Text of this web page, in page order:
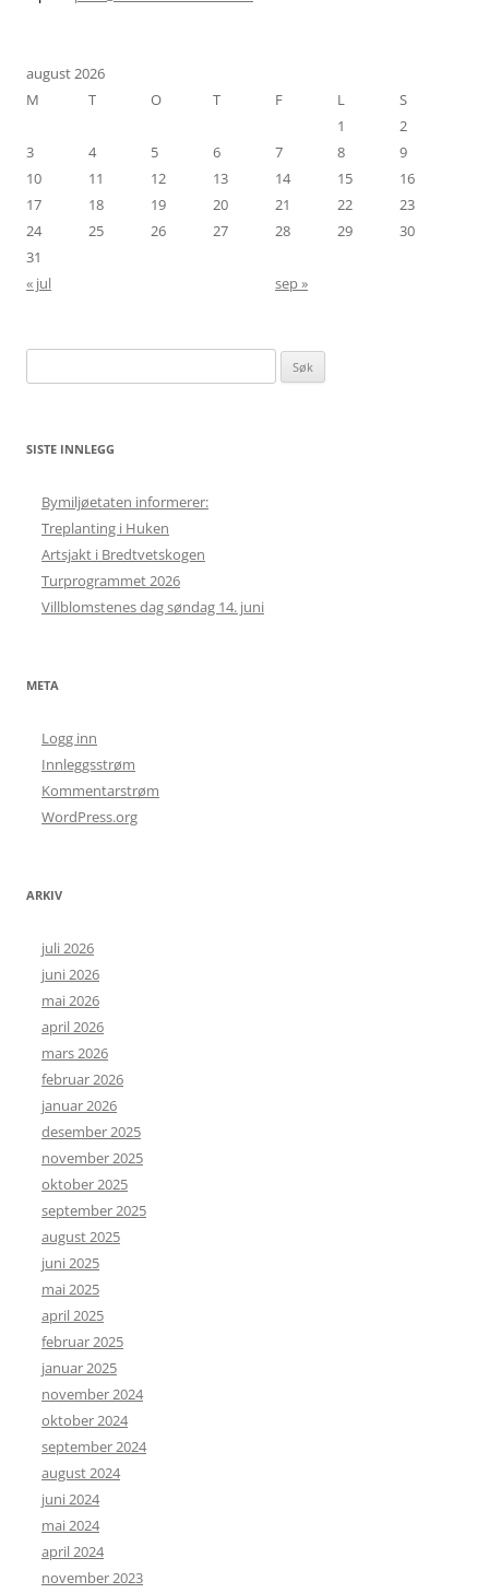
august 2026
M
T O T F L
S
1
2
3
4 5 6 7 8
9
10
11 12 13 14 15
16
17
18 19 20 21 22
23
24
25 26 27 28 29
30
31
« jul
sep »
etter:
SISTE INNLEGG
Bymiljøetaten informerer:
Treplanting i Huken
Artsjakt i Bredtvetskogen
Turprogrammet 2026
Villblomstenes dag søndag 14. juni
META
Logg inn
Innleggsstrøm
Kommentarstrøm
WordPress.org
ARKIV
juli 2026
juni 2026
mai 2026
april 2026
mars 2026
februar 2026
januar 2026
desember 2025
november 2025
oktober 2025
september 2025
august 2025
juni 2025
mai 2025
april 2025
februar 2025
januar 2025
november 2024
oktober 2024
september 2024
august 2024
juni 2024
mai 2024
april 2024
november 2023